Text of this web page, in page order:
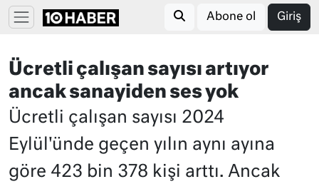
Abone ol Giriş
Ücretli çalışan sayısı artıyor
ancak sanayiden ses yok
Ücretli çalışan sayısı 2024
Eylül'ünde geçen yılın aynı ayına
göre 423 bin 378 kişi arttı. Ancak